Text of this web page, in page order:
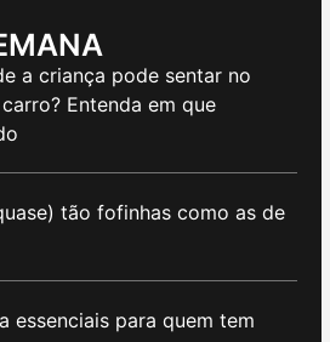
a criança pode sentar no
Entenda em que
tão fofinhas como as de
essenciais para quem tem